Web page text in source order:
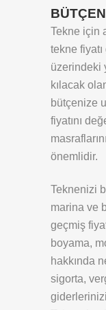
Tekne için
tekne
üzerindeki
kılacak
bütçenize
fiyatını
önemlidir.
Teknenizi
marina ve
geçmiş
boyama,
hakkında
sigorta,